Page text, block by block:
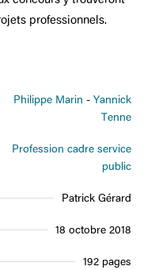
professionnels.
Philippe Marin
Yannick
Tenne
Profession cadre service
public
Patrick Gérard
18 octobre 2018
192 pages